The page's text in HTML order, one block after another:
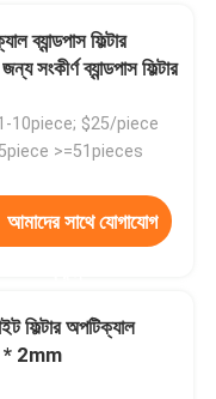
ব্যান্ডপাস ফিল্টার
সংকীর্ণ ব্যান্ডপাস ফিল্টার
10piece; $25/piece
>=51pieces
আমাদের সাথে যোগাযোগ
ফিল্টার অপটিক্যাল
* 2mm